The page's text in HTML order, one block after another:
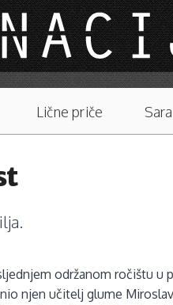
Lične priče
održanom ročištu u
njen učitelj glume